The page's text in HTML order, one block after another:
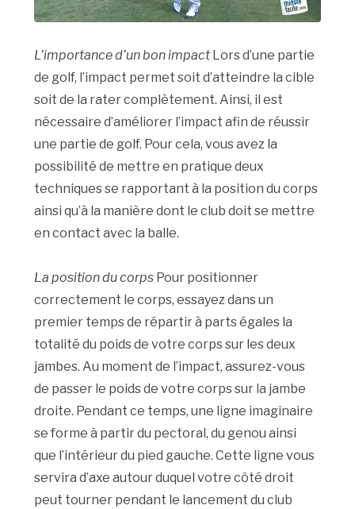
L’importance d’un bon impactLors d’une partie
de golf, l’impact permet soit d’atteindre la cible
soit de la rater complètement. Ainsi, il est
nécessaire d’améliorer l’impact afin de réussir
une partie de golf. Pour cela, vous avez la
possibilité de mettre en pratique deux
techniques se rapportant à la position du corps
ainsi qu’à la manière dont le club doit se mettre
en contact avec la balle.
La position du corps Pour positionner
correctement le corps, essayez dans un
premier temps de répartir à parts égales la
totalité du poids de votre corps sur les deux
jambes. Au moment de l’impact, assurez-vous
de passer le poids de votre corps sur la jambe
droite. Pendant ce temps, une ligne imaginaire
se forme à partir du pectoral, du genou ainsi
que l’intérieur du pied gauche. Cette ligne vous
servira d’axe autour duquel votre côté droit
peut tourner pendant le lancement du club